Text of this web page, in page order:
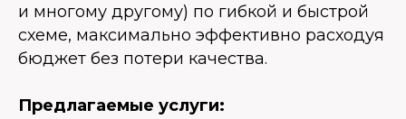
и многому другому) по гибкой и быстрой
схеме, максимально эффективно расходуя
бюджет без потери качества.
Предлагаемые услуги: